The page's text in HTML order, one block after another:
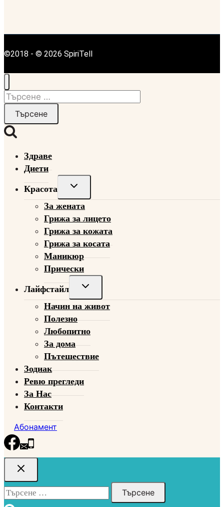
©2018 - © 2026 SpiriTell
Търсене
Здраве
Диети
Красота
Toggle
child
menu
За жената
Грижа за лицето
Грижа за кожата
Грижа за косата
Маникюр
Прически
Лайфстайл
Toggle
child
menu
Начин на живот
Полезно
Любопитно
За дома
Пътешествие
Зодиак
Ревю прегледи
За Нас
Контакти
Абонамент
Търсене
за: